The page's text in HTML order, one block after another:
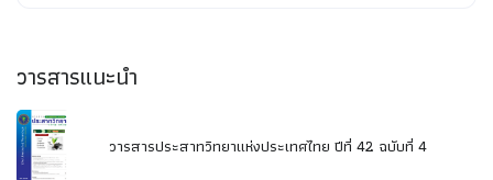
วารสารแนะนำ
วารสารประสาทวิทยาแห่งประเทศไทย ปีที่ 42 ฉบับที่ 4